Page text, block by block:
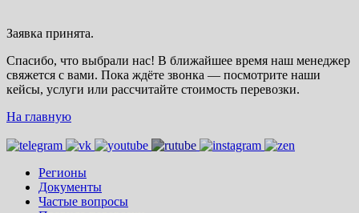
Заявка принята.
Спасибо, что выбрали нас! В ближайшее время наш менеджер
свяжется с вами. Пока ждёте звонка — посмотрите наши
кейсы, услуги или рассчитайте стоимость перевозки.
На главную
Регионы
Документы
Частые вопросы